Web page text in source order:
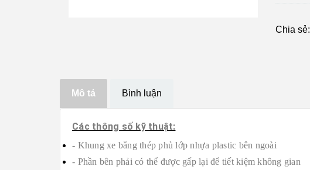
Chia sẻ:
Mô tả Bình luận
Các thông số kỹ thuật:
- Khung xe bằng thép phủ lớp nhựa plastic bên ngoài
- Phần bên phải có thể được gấp lại để tiết kiệm không gian